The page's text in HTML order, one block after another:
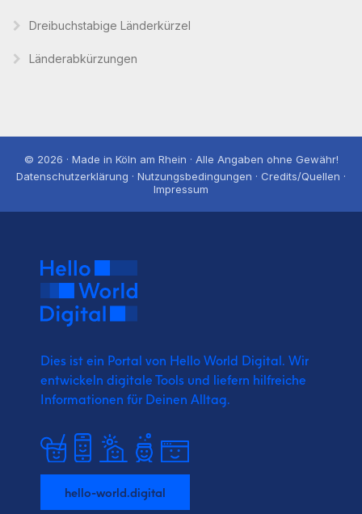
Dreibuchstabige Länderkürzel
Länderabkürzungen
© 2026 · Made in Köln am Rhein · Alle Angaben ohne Gewähr!
Datenschutzerklärung · Nutzungsbedingungen · Credits/Quellen ·
Impressum
Dies ist ein Portal von Hello World Digital. Wir
entwickeln digitale Tools und liefern hilfreiche
Informationen für Deinen Alltag.
hello-world.digital